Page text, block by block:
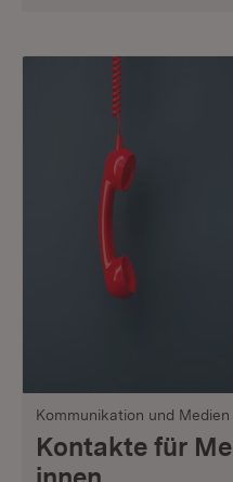
Kommunikation und Medien
Kontakte für